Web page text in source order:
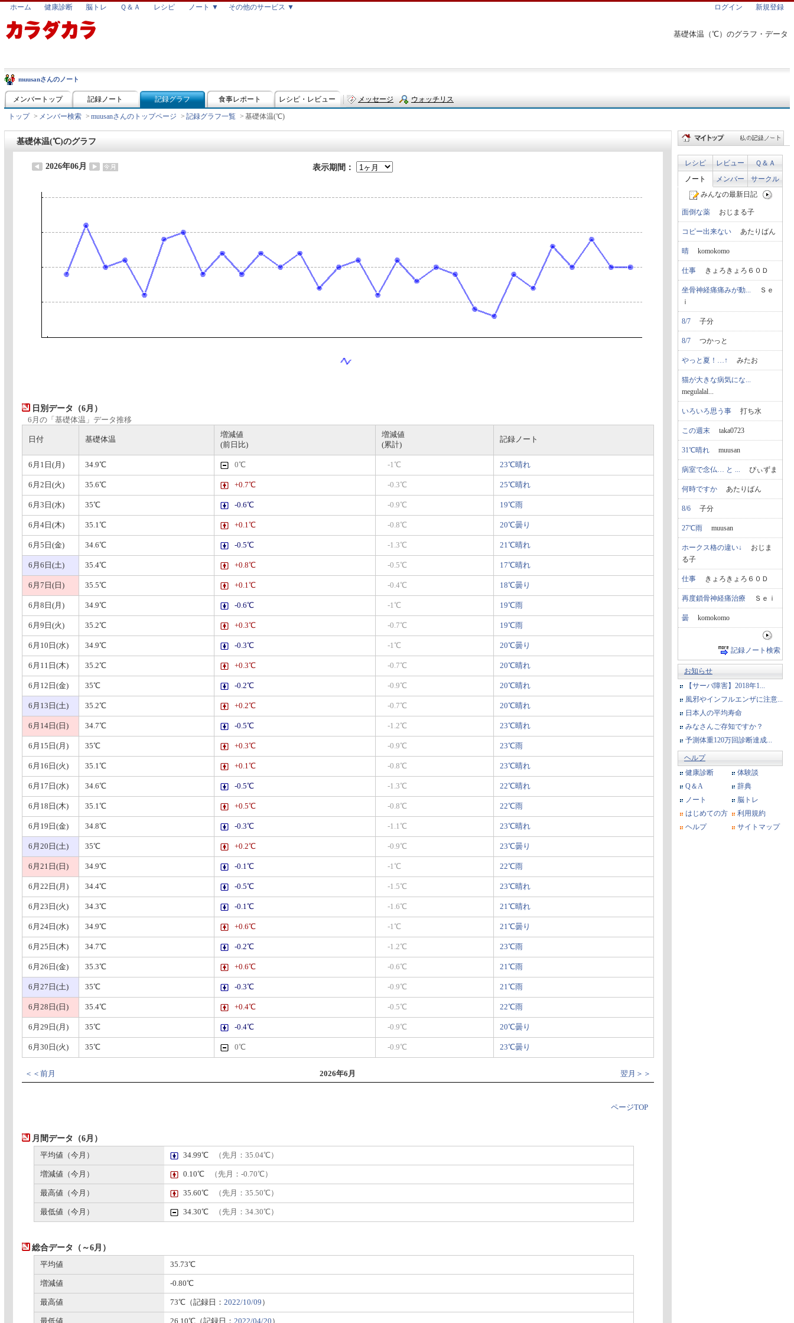
基礎体温（℃）のグラフ・データ
ホーム 健康診断 脳トレ Ｑ＆Ａ レシピ ノート ▼ その他のサービス ▼ ログイン 新規登録
muusanさんのノート
メンバートップ 記録ノート 記録グラフ 食事レポート レシピ・レビュー メッセージ ウォッチリス
トップ > メンバー検索 > muusanさんのトップページ > 記録グラフ一覧 > 基礎体温(℃)
基礎体温(℃)のグラフ
2026年06月 表示期間：
日別データ（6月）
6月の「基礎体温」データ推移
日付 基礎体温
増減値
(前日比)
増減値
(累計)
記録ノート
6月1日(月) 34.9℃ 0℃ -1℃ 23℃晴れ
6月2日(火) 35.6℃ +0.7℃ -0.3℃ 25℃晴れ
6月3日(水) 35℃ -0.6℃ -0.9℃ 19℃雨
6月4日(木) 35.1℃ +0.1℃ -0.8℃ 20℃曇り
6月5日(金) 34.6℃ -0.5℃ -1.3℃ 21℃晴れ
6月6日(土) 35.4℃ +0.8℃ -0.5℃ 17℃晴れ
6月7日(日) 35.5℃ +0.1℃ -0.4℃ 18℃曇り
6月8日(月) 34.9℃ -0.6℃ -1℃ 19℃雨
6月9日(火) 35.2℃ +0.3℃ -0.7℃ 19℃雨
6月10日(水) 34.9℃ -0.3℃ -1℃ 20℃曇り
6月11日(木) 35.2℃ +0.3℃ -0.7℃ 20℃晴れ
6月12日(金) 35℃ -0.2℃ -0.9℃ 20℃晴れ
6月13日(土) 35.2℃ +0.2℃ -0.7℃ 20℃晴れ
6月14日(日) 34.7℃ -0.5℃ -1.2℃ 23℃晴れ
6月15日(月) 35℃ +0.3℃ -0.9℃ 23℃雨
6月16日(火) 35.1℃ +0.1℃ -0.8℃ 23℃晴れ
6月17日(水) 34.6℃ -0.5℃ -1.3℃ 22℃晴れ
6月18日(木) 35.1℃ +0.5℃ -0.8℃ 22℃雨
6月19日(金) 34.8℃ -0.3℃ -1.1℃ 23℃晴れ
6月20日(土) 35℃ +0.2℃ -0.9℃ 23℃曇り
6月21日(日) 34.9℃ -0.1℃ -1℃ 22℃雨
6月22日(月) 34.4℃ -0.5℃ -1.5℃ 23℃晴れ
6月23日(火) 34.3℃ -0.1℃ -1.6℃ 21℃晴れ
6月24日(水) 34.9℃ +0.6℃ -1℃ 21℃曇り
6月25日(木) 34.7℃ -0.2℃ -1.2℃ 23℃雨
6月26日(金) 35.3℃ +0.6℃ -0.6℃ 21℃雨
6月27日(土) 35℃ -0.3℃ -0.9℃ 21℃雨
6月28日(日) 35.4℃ +0.4℃ -0.5℃ 22℃雨
6月29日(月) 35℃ -0.4℃ -0.9℃ 20℃曇り
6月30日(火) 35℃ 0℃ -0.9℃ 23℃曇り
＜＜前月 2026年6月 翌月＞＞
ページTOP
月間データ（6月）
平均値（今月） 34.99℃ （先月：35.04℃）
増減値（今月） 0.10℃ （先月：-0.70℃）
最高値（今月） 35.60℃ （先月：35.50℃）
最低値（今月） 34.30℃ （先月：34.30℃）
総合データ（～6月）
平均値 35.73℃
増減値 -0.80℃
最高値 73℃（記録日： 2022/10/09 ）
最低値 26.10℃（記録日： 2022/04/20 ）
レシピ レビュー
Ｑ＆Ａ
ノート
メンバー
サークル
みんなの最新日記
面倒な薬 おじまる子
コピー出来ない あたりばん
晴 komokomo
仕事 きょろきょろ６０Ｄ
坐骨神経痛痛みが動... Ｓｅ
ｉ
8/7 子分
8/7 つかっと
やっと夏！…↑ みたお
猫が大きな病気にな...
megulalal...
いろいろ思う事 打ち水
この週末 taka0723
31℃晴れ muusan
病室で念仏… と ... ぴぃずま
何時ですか あたりばん
8/6 子分
27℃雨 muusan
ホークス格の違い↓ おじま
る子
仕事 きょろきょろ６０Ｄ
再度鎖骨神経痛治療 Ｓｅｉ
曇 komokomo
記録ノート検索
お知らせ
【サーバ障害】2018年1...
風邪やインフルエンザに注意...
日本人の平均寿命
みなさんご存知ですか？
予測体重120万回診断達成...
ヘルプ
健康診断
体験談
Q＆A
辞典
ノート
脳トレ
はじめての方
利用規約
ヘルプ
サイトマップ